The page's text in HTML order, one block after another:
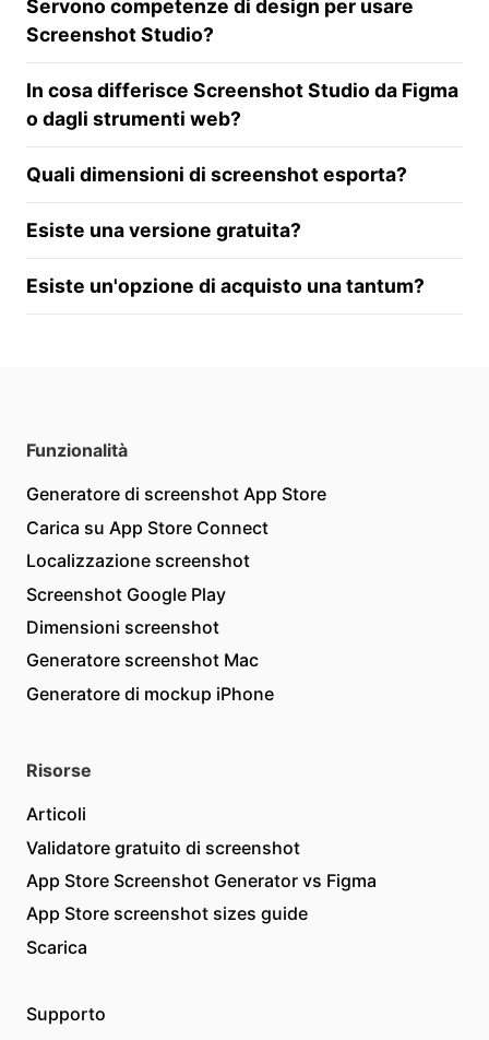
Servono competenze di design per usare
Screenshot Studio?
In cosa differisce Screenshot Studio da Figma
o dagli strumenti web?
Quali dimensioni di screenshot esporta?
Esiste una versione gratuita?
Esiste un'opzione di acquisto una tantum?
Funzionalità
Generatore di screenshot App Store
Carica su App Store Connect
Localizzazione screenshot
Screenshot Google Play
Dimensioni screenshot
Generatore screenshot Mac
Generatore di mockup iPhone
Risorse
Articoli
Validatore gratuito di screenshot
App Store Screenshot Generator vs Figma
App Store screenshot sizes guide
Scarica
Supporto